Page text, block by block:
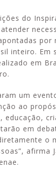
do
por
inteiro. Em
em
um
ao
educação,
em
o
afirma